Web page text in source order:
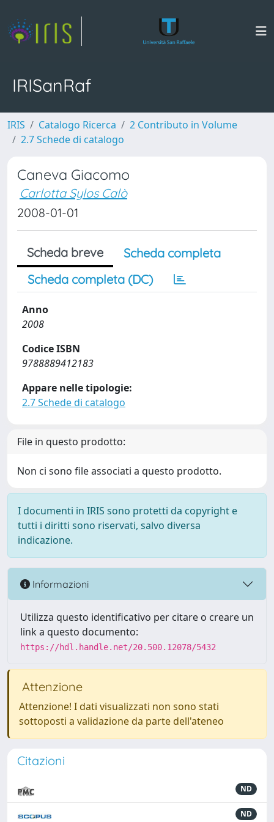
IRISanRaf
IRIS Catalogo Ricerca
2 Contributo in Volume
2.7 Schede di catalogo
Caneva Giacomo
Carlotta Sylos Calò
2008-01-01
Scheda breve
Scheda completa
Scheda completa (DC)
Anno
2008
Codice ISBN
9788889412183
Appare nelle tipologie:
2.7 Schede di catalogo
File in questo prodotto:
Non ci sono file associati a questo prodotto.
I documenti in IRIS sono protetti da copyright e
tutti i diritti sono riservati, salvo diversa
indicazione.
Informazioni
Utilizza questo identificativo per citare o creare un
link a questo documento:
https://hdl.handle.net/20.500.12078/5432
Attenzione
Attenzione! I dati visualizzati non sono stati
sottoposti a validazione da parte dell'ateneo
Citazioni
ND
ND